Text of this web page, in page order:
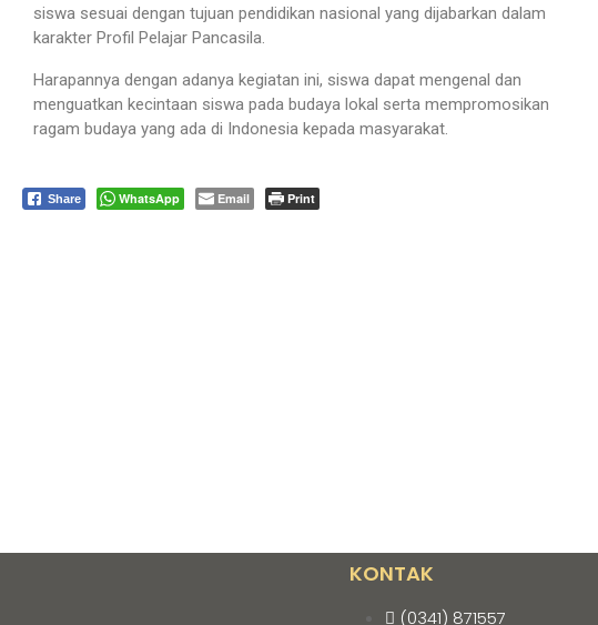
siswa sesuai dengan tujuan pendidikan nasional yang dijabarkan dalam
karakter Profil Pelajar Pancasila.
Harapannya dengan adanya kegiatan ini, siswa dapat mengenal dan
menguatkan kecintaan siswa pada budaya lokal serta mempromosikan
ragam budaya yang ada di Indonesia kepada masyarakat.
Share WhatsApp Email Print
KONTAK
(0341) 871557